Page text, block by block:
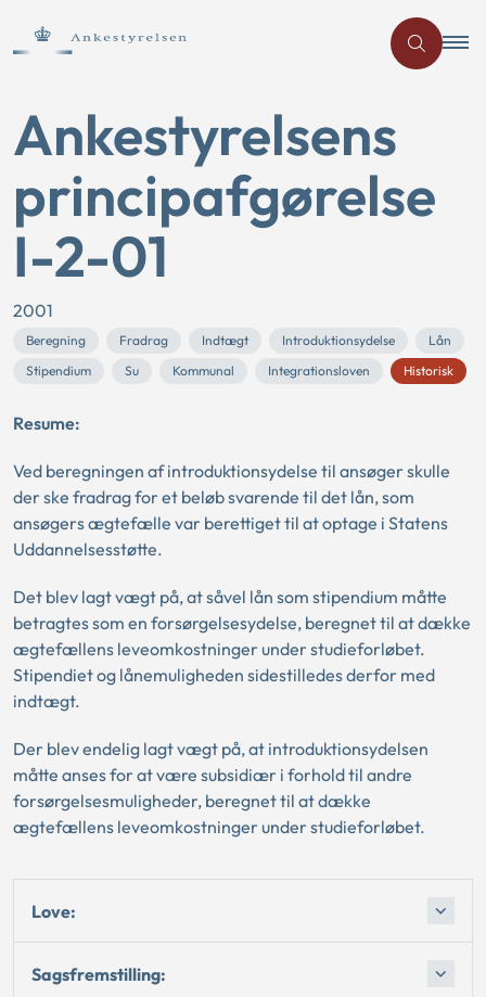
Ankestyrelsens
principafgørelse
I-2-01
2001
Beregning Fradrag Indtægt Introduktionsydelse
Lån
Stipendium
Su Kommunal Integrationsloven Historisk
Resume:
Ved beregningen af introduktionsydelse til ansøger skulle
der ske fradrag for et beløb svarende til det lån, som
ansøgers ægtefælle var berettiget til at optage i Statens
Uddannelsesstøtte.
Det blev lagt vægt på, at såvel lån som stipendium måtte
betragtes som en forsørgelsesydelse, beregnet til at dække
ægtefællens leveomkostninger under studieforløbet.
Stipendiet og lånemuligheden sidestilledes derfor med
indtægt.
Der blev endelig lagt vægt på, at introduktionsydelsen
måtte anses for at være subsidiær i forhold til andre
forsørgelsesmuligheder, beregnet til at dække
ægtefællens leveomkostninger under studieforløbet.
Love:
Sagsfremstilling: